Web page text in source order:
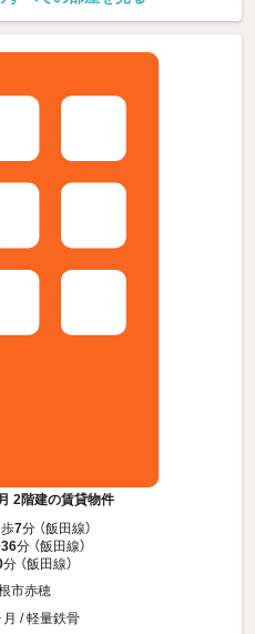
2階建の賃貸物件
7分 （飯田線）
36分 （飯田線）
分 （飯田線）
市赤穂
/ 軽量鉄骨